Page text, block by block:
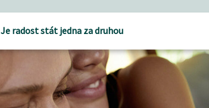
Je radost stát jedna za druhou